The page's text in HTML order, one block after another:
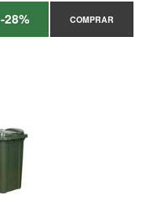
-28% COMPRAR